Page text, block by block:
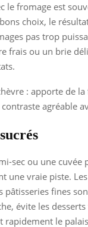
le fromage est
choix, le
pas trop
frais ou un brie
: apporte de
agréable
sec ou une cuvée
une vraie piste.
pâtisseries fines
évite les
rapidement le